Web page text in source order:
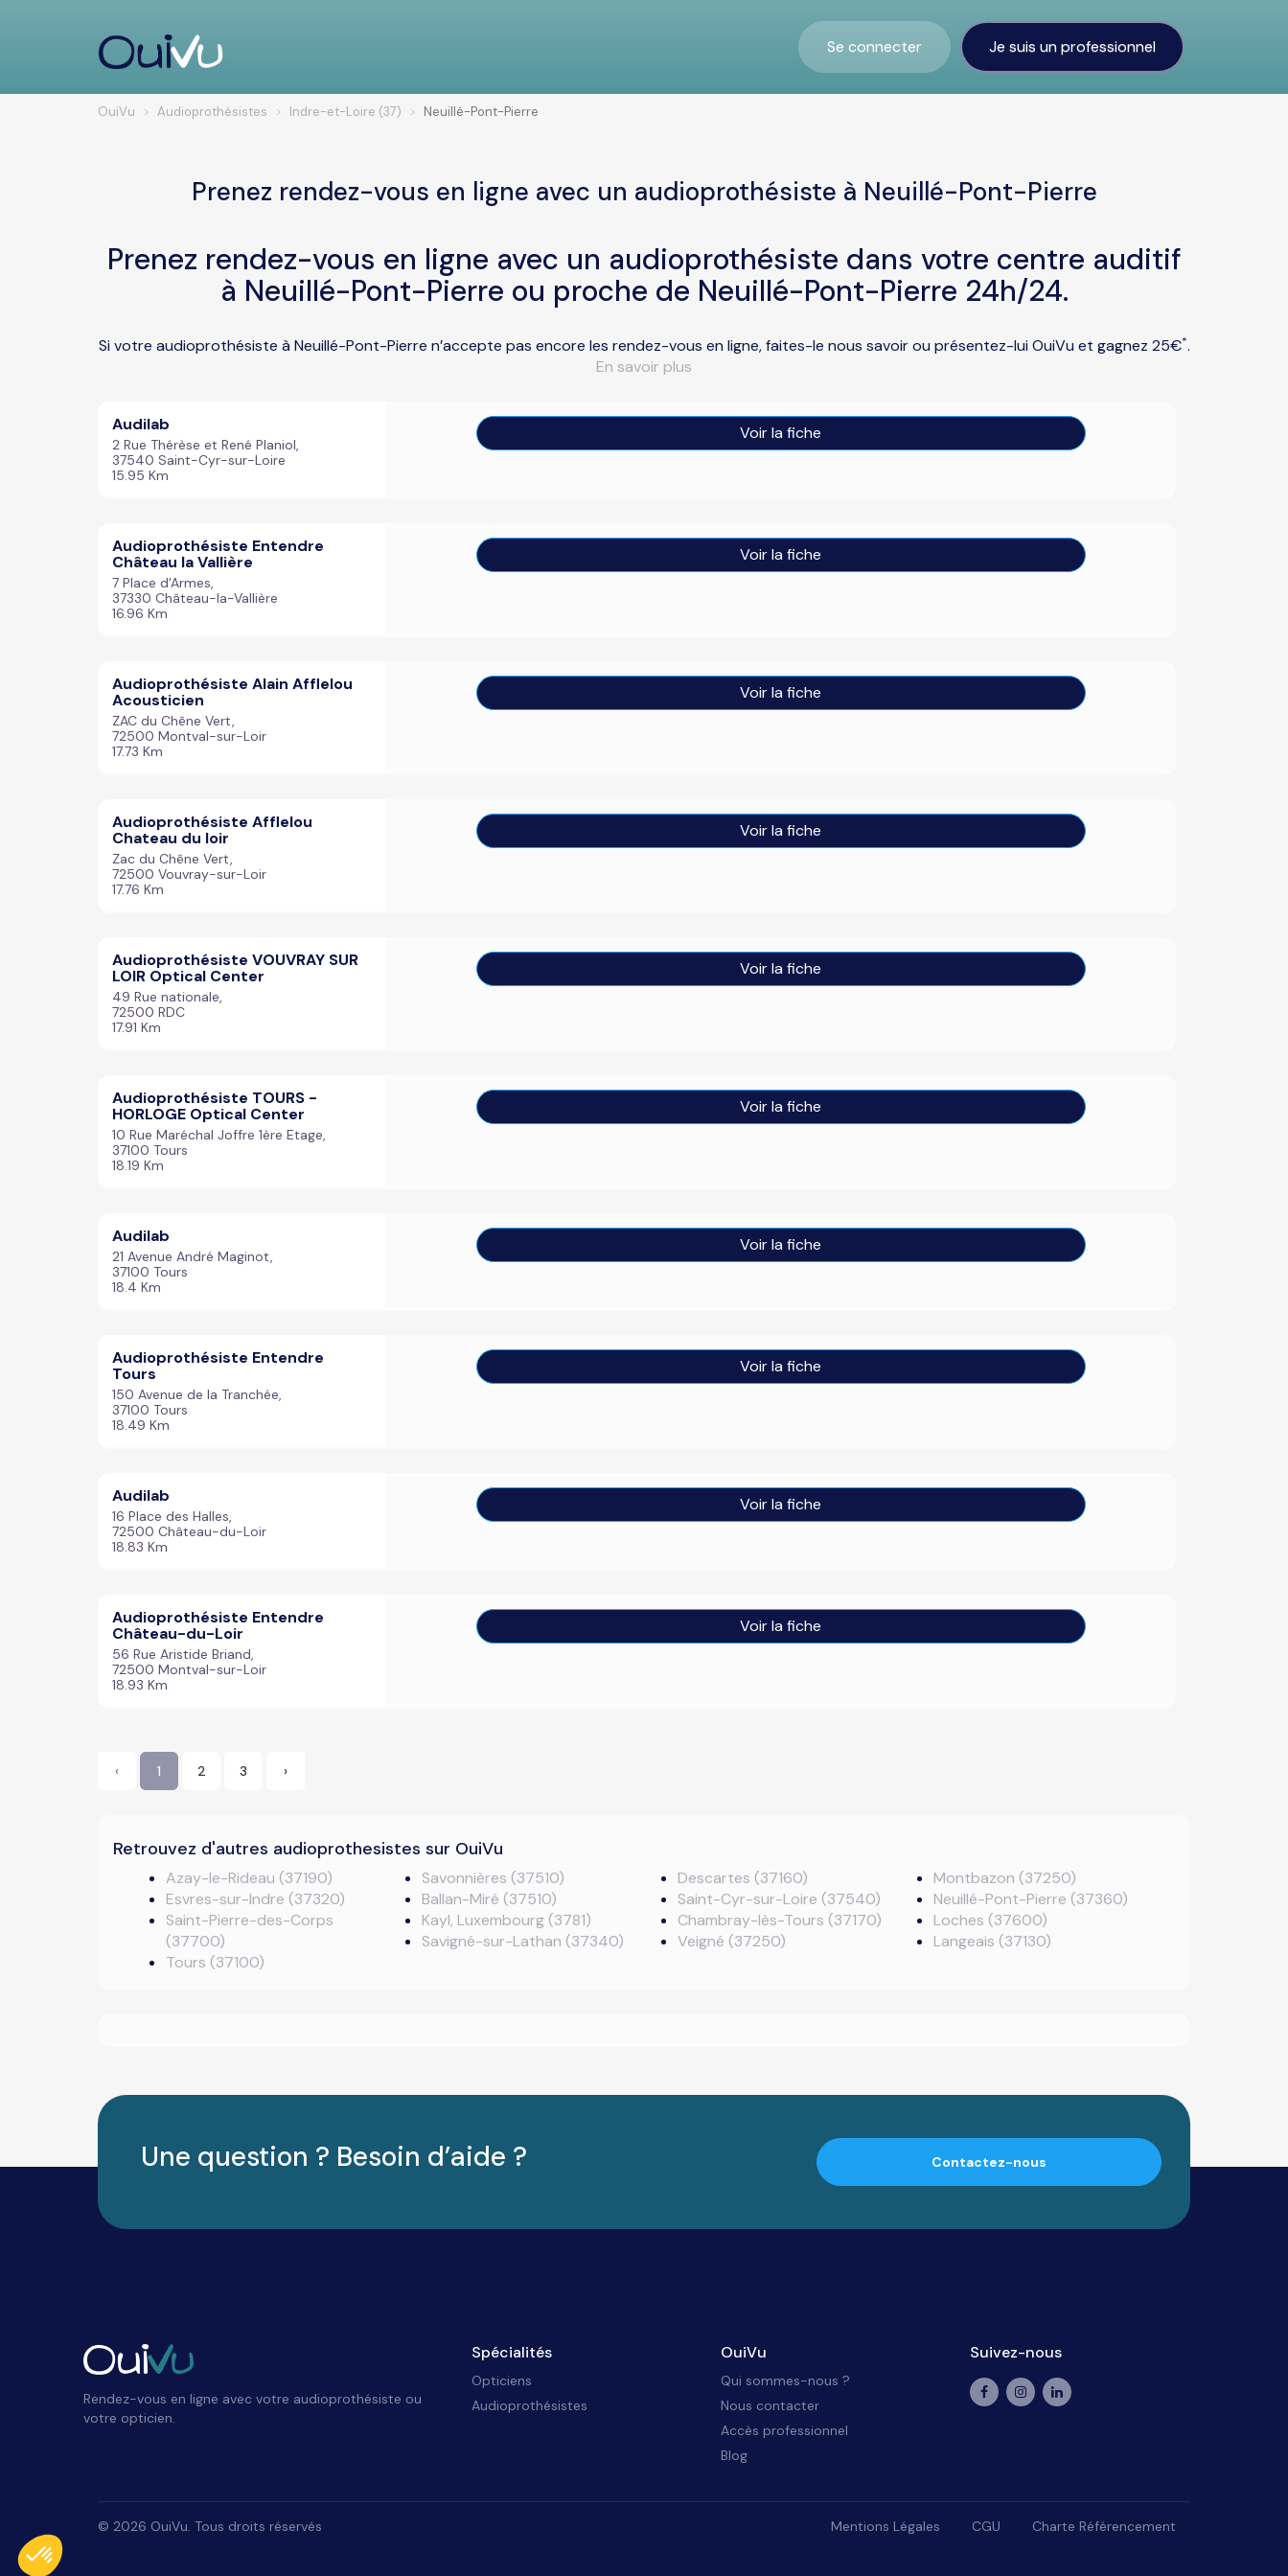
Se connecter Je suis un professionnel
OuiVu Audioprothésistes Indre-et-Loire (37) Neuillé-Pont-Pierre
Prenez rendez-vous en ligne avec un audioprothésiste à Neuillé-Pont-Pierre
Prenez rendez-vous en ligne avec un audioprothésiste dans votre centre auditif
à Neuillé-Pont-Pierre ou proche de Neuillé-Pont-Pierre 24h/24.
Si votre audioprothésiste à Neuillé-Pont-Pierre n’accepte pas encore les rendez-vous en ligne, faites-le nous savoir ou présentez-lui OuiVu et gagnez 25€*.
En savoir plus
Audilab
2 Rue Thérèse et René Planiol,
37540 Saint-Cyr-sur-Loire
15.95 Km
Voir la fiche
Audioprothésiste Entendre
Château la Vallière
7 Place d'Armes,
37330 Château-la-Vallière
16.96 Km
Voir la fiche
Audioprothésiste Alain Afflelou
Acousticien
ZAC du Chêne Vert,
72500 Montval-sur-Loir
17.73 Km
Voir la fiche
Audioprothésiste Afflelou
Chateau du loir
Zac du Chêne Vert,
72500 Vouvray-sur-Loir
17.76 Km
Voir la fiche
Audioprothésiste VOUVRAY SUR
LOIR Optical Center
49 Rue nationale,
72500 RDC
17.91 Km
Voir la fiche
Audioprothésiste TOURS -
HORLOGE Optical Center
10 Rue Maréchal Joffre 1ère Etage,
37100 Tours
18.19 Km
Voir la fiche
Audilab
21 Avenue André Maginot,
37100 Tours
18.4 Km
Voir la fiche
Audioprothésiste Entendre
Tours
150 Avenue de la Tranchée,
37100 Tours
18.49 Km
Voir la fiche
Audilab
16 Place des Halles,
72500 Château-du-Loir
18.83 Km
Voir la fiche
Audioprothésiste Entendre
Château-du-Loir
56 Rue Aristide Briand,
72500 Montval-sur-Loir
18.93 Km
Voir la fiche
‹ 1 2 3 ›
Retrouvez d'autres audioprothesistes sur OuiVu
Azay-le-Rideau (37190)
Esvres-sur-Indre (37320)
Saint-Pierre-des-Corps
(37700)
Tours (37100)
Savonnières (37510)
Ballan-Miré (37510)
Kayl, Luxembourg (3781)
Savigné-sur-Lathan (37340)
Descartes (37160)
Saint-Cyr-sur-Loire (37540)
Chambray-lès-Tours (37170)
Veigné (37250)
Montbazon (37250)
Neuillé-Pont-Pierre (37360)
Loches (37600)
Langeais (37130)
Une question ? Besoin d’aide ? Contactez-nous
Rendez-vous en ligne avec votre audioprothésiste ou
votre opticien.
Spécialités
Opticiens
Audioprothésistes
OuiVu
Qui sommes-nous ?
Nous contacter
Accès professionnel
Blog
Suivez-nous
© 2026 OuiVu. Tous droits réservés Mentions Légales CGU Charte Référencement
Axeptio consent
Plateforme de Gestion du Consentement : Personnalisez vos Options
Notre plateforme vous permet d'adapter et de gérer vos paramètres de confidentialité, en garantissant la conformité avec les réglementations. Personnalisez vos préférences pour contrôler la manière dont vos informations sont